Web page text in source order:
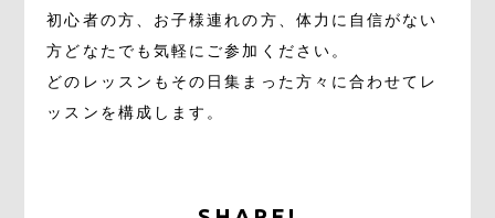
初心者の方、お子様連れの方、体力に自信がない
方どなたでも気軽にご参加ください。
どのレッスンもその日集まった方々に合わせてレ
ッスンを構成します。